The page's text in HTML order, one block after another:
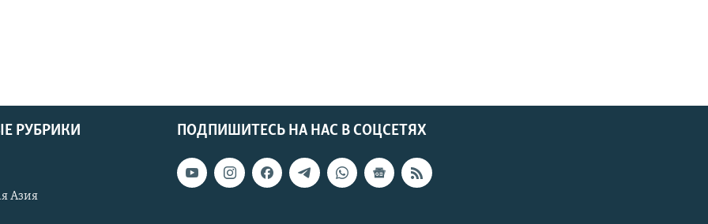
ПОДПИШИТЕСЬ НА НАС В СОЦСЕТЯХ
РУБРИКИ
Азия